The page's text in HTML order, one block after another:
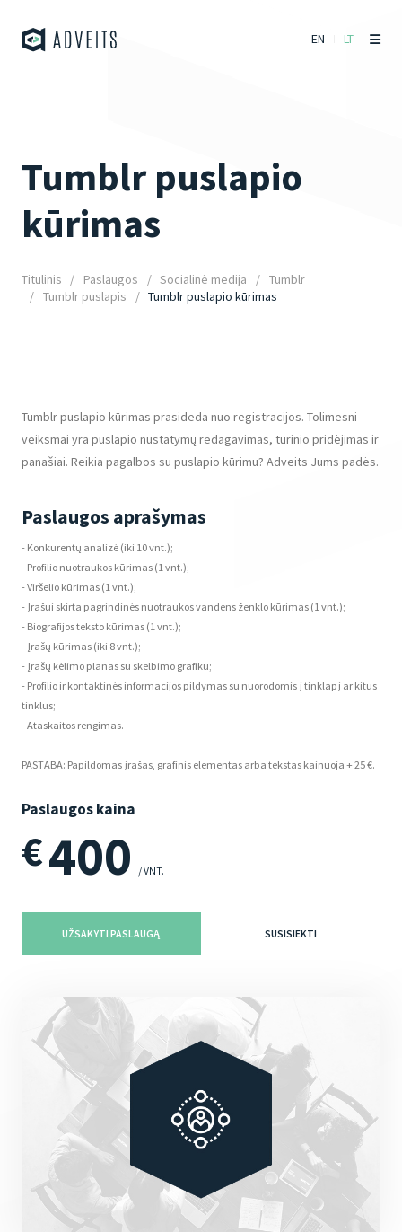
EN LT
Tumblr puslapio
kūrimas
Titulinis Paslaugos Socialinė medija
Tumblr
Tumblr puslapis
Tumblr puslapio kūrimas
Tumblr puslapio kūrimas prasideda nuo registracijos. Tolimesni
veiksmai yra puslapio nustatymų redagavimas, turinio pridėjimas ir
panašiai. Reikia pagalbos su puslapio kūrimu? Adveits Jums padės.
Paslaugos aprašymas
- Konkurentų analizė (iki 10 vnt.);
- Profilio nuotraukos kūrimas (1 vnt.);
- Viršelio kūrimas (1 vnt.);
- Įrašui skirta pagrindinės nuotraukos vandens ženklo kūrimas (1 vnt.);
- Biografijos teksto kūrimas (1 vnt.);
- Įrašų kūrimas (iki 8 vnt.);
- Įrašų kėlimo planas su skelbimo grafiku;
- Profilio ir kontaktinės informacijos pildymas su nuorodomis į tinklapį ar kitus
tinklus;
- Ataskaitos rengimas.
PASTABA: Papildomas įrašas, grafinis elementas arba tekstas kainuoja + 25 €.
Paslaugos kaina
€400 / VNT.
UŽSAKYTI PASLAUGĄ SUSISIEKTI